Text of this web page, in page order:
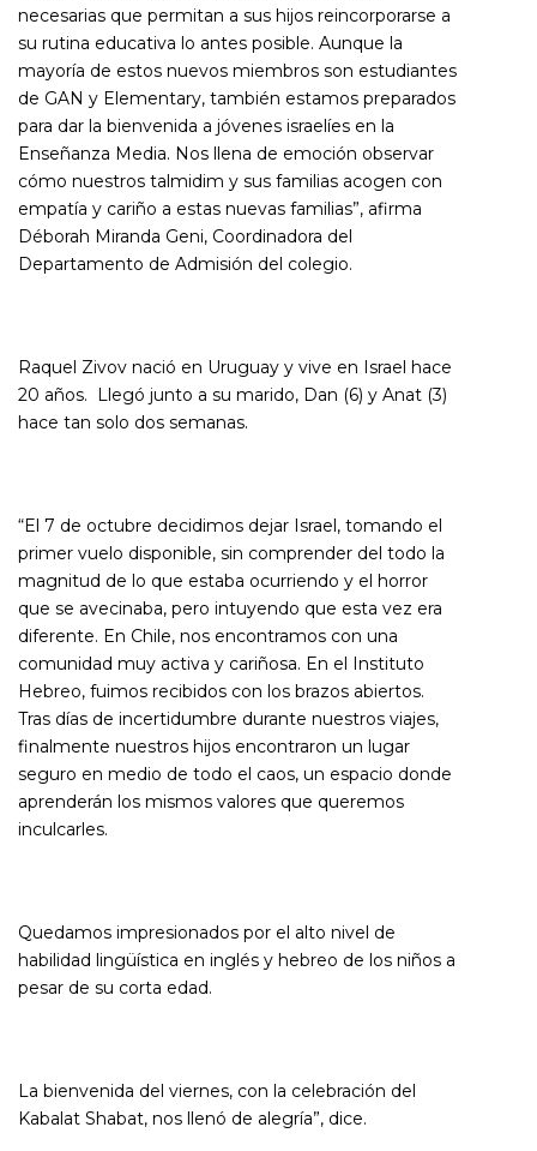
necesarias que permitan a sus hijos reincorporarse a
su rutina educativa lo antes posible. Aunque la
mayoría de estos nuevos miembros son estudiantes
de GAN y Elementary, también estamos preparados
para dar la bienvenida a jóvenes israelíes en la
Enseñanza Media. Nos llena de emoción observar
cómo nuestros talmidim y sus familias acogen con
empatía y cariño a estas nuevas familias”, afirma
Déborah Miranda Geni, Coordinadora del
Departamento de Admisión del colegio.
Raquel Zivov nació en Uruguay y vive en Israel hace
20 años. Llegó junto a su marido, Dan (6) y Anat (3)
hace tan solo dos semanas.
“El 7 de octubre decidimos dejar Israel, tomando el
primer vuelo disponible, sin comprender del todo la
magnitud de lo que estaba ocurriendo y el horror
que se avecinaba, pero intuyendo que esta vez era
diferente. En Chile, nos encontramos con una
comunidad muy activa y cariñosa. En el Instituto
Hebreo, fuimos recibidos con los brazos abiertos.
Tras días de incertidumbre durante nuestros viajes,
finalmente nuestros hijos encontraron un lugar
seguro en medio de todo el caos, un espacio donde
aprenderán los mismos valores que queremos
inculcarles.
Quedamos impresionados por el alto nivel de
habilidad lingüística en inglés y hebreo de los niños a
pesar de su corta edad.
La bienvenida del viernes, con la celebración del
Kabalat Shabat, nos llenó de alegría”, dice.